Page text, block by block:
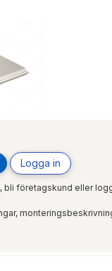
Logga in
bli företagskund eller